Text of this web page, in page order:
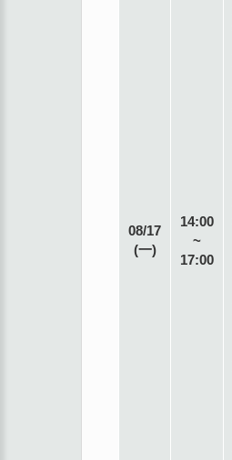
08/17
(一)
14:00
~
17:00